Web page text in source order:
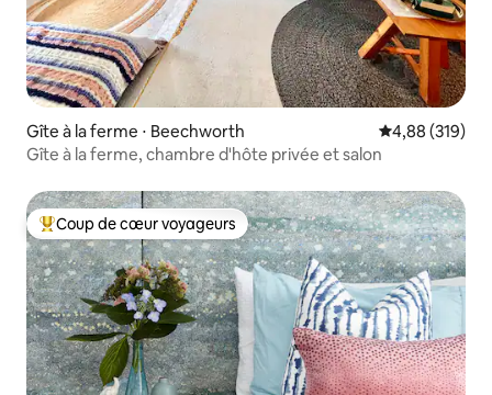
Gîte à la ferme ⋅ Beechworth Évaluation
4,88 (319)
Gîte à la ferme, chambre d'hôte privée et salon
Coups de cœur voyageurs les plus appréciés
Coup de cœur voyageurs